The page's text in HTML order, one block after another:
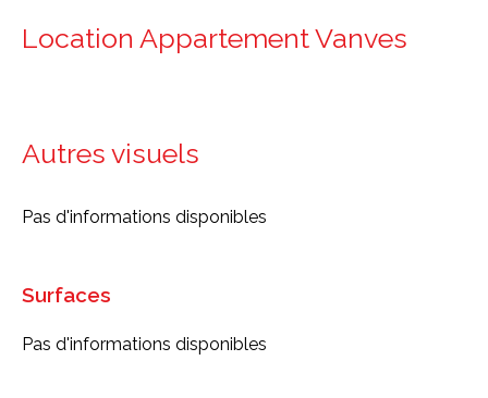
Location Appartement Vanves
Autres visuels
Pas d'informations disponibles
Surfaces
Pas d'informations disponibles